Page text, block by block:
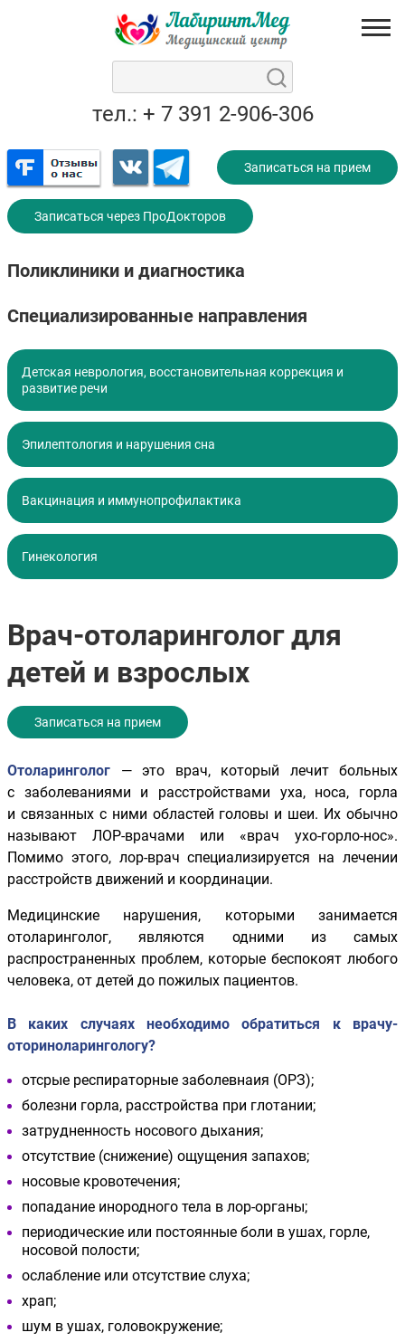
тел.: + 7 391 2-906-306
Записаться на прием
Записаться через ПроДокторов
Поликлиники и диагностика
Специализированные направления
Детская неврология, восстановительная коррекция и
развитие речи
Эпилептология и нарушения сна
Вакцинация и иммунопрофилактика
Гинекология
Врач-отоларинголог для
детей и взрослых
Записаться на прием
Отоларинголог — это врач, который лечит больных
с заболеваниями и расстройствами уха, носа, горла
и связанных с ними областей головы и шеи. Их обычно
называют ЛОР-врачами или «врач ухо-горло-нос».
Помимо этого, лор-врач специализируется на лечении
расстройств движений и координации.
Медицинские нарушения, которыми занимается
отоларинголог, являются одними из самых
распространенных проблем, которые беспокоят любого
человека, от детей до пожилых пациентов.
В каких случаях необходимо обратиться к врачу-
оториноларингологу?
отсрые респираторные заболевнаия (ОРЗ);
болезни горла, расстройства при глотании;
затрудненность носового дыхания;
отсутствие (снижение) ощущения запахов;
носовые кровотечения;
попадание инородного тела в лор-органы;
периодические или постоянные боли в ушах, горле,
носовой полости;
ослабление или отсутствие слуха;
храп;
шум в ушах, головокружение;